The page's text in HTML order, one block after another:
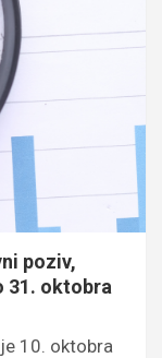
poziv,
31. oktobra
10. oktobra